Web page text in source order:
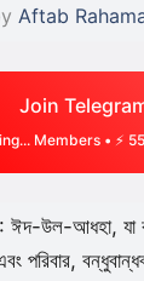
Aftab
Join
Members • ⚡ 55
উল-আধহা, যা
পরিবার,